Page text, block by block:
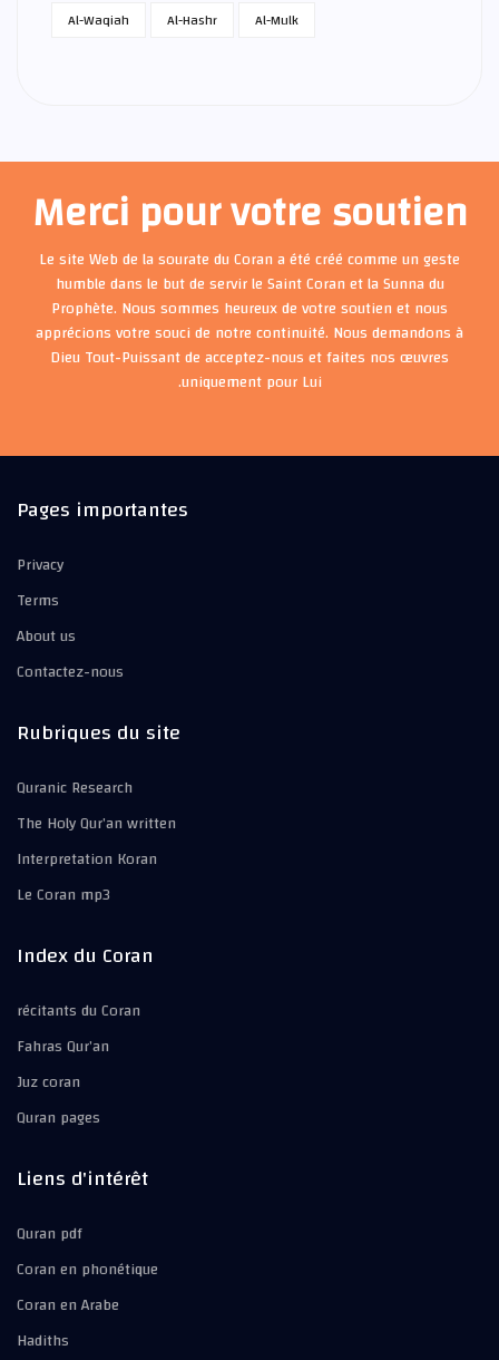
Al-Waqiah
Al-Hashr Al-Mulk
Merci pour votre soutien
Le site Web de la sourate du Coran a été créé comme un geste
humble dans le but de servir le Saint Coran et la Sunna du
Prophète. Nous sommes heureux de votre soutien et nous
apprécions votre souci de notre continuité. Nous demandons à
Dieu Tout-Puissant de acceptez-nous et faites nos œuvres
uniquement pour Lui.
Pages importantes
Privacy
Terms
About us
Contactez-nous
Rubriques du site
Quranic Research
The Holy Qur’an written
Interpretation Koran
Le Coran mp3
Index du Coran
récitants du Coran
Fahras Qur’an
Juz coran
Quran pages
Liens d'intérêt
Quran pdf
Coran en phonétique
Coran en Arabe
Hadiths